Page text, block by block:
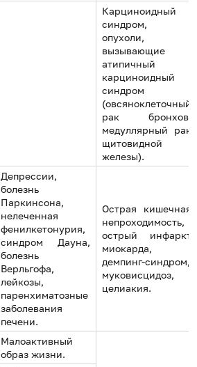
Карциноидный
синдром,
опухоли,
вызывающие
атипичный
карциноидный
синдром
(овсяноклеточный
рак бронхов,
медуллярный рак
щитовидной
железы).
Депрессии,
болезнь
Паркинсона,
нелеченная
фенилкетонурия,
синдром Дауна,
болезнь
Верльгофа,
лейкозы,
паренхиматозные
заболевания
печени.
Острая кишечная
непроходимость,
острый инфаркт
миокарда,
демпинг-синдром,
муковисцидоз,
целиакия.
Малоактивный
образ жизни.